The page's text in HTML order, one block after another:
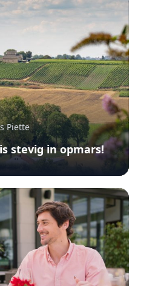
Piette
stevig in opmars!